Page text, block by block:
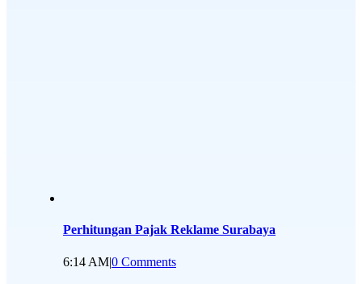
Perhitungan Pajak Reklame Surabaya
6:14 AM|0 Comments